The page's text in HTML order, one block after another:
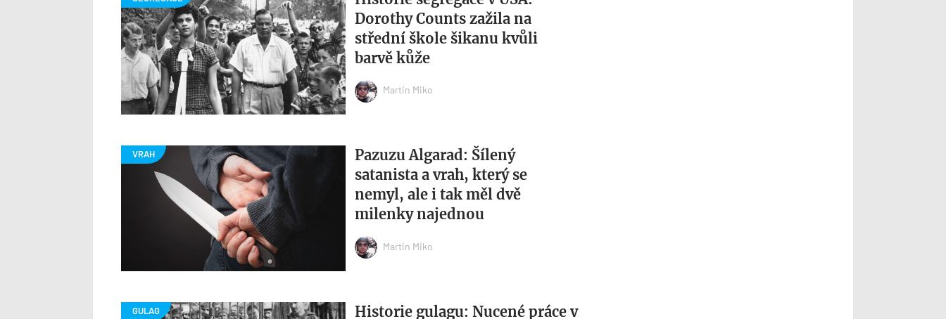
Dorothy Counts zažila na
střední škole šikanu kvůli
barvě kůže
Martin Miko
Pazuzu Algarad: Šílený
satanista a vrah, který se
nemyl, ale i tak měl dvě
milenky najednou
Martin Miko
Historie gulagu: Nucené práce v